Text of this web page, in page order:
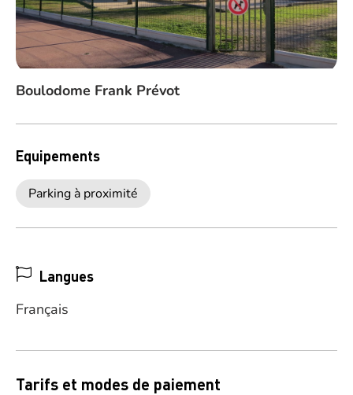
Boulodome Frank Prévot
Equipements
Parking à proximité
Langues
Français
Tarifs et modes de paiement